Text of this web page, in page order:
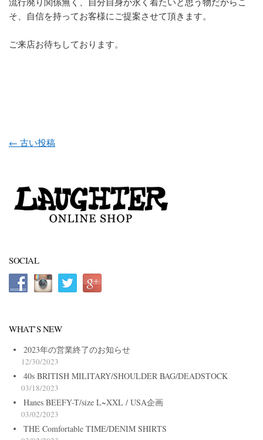
そ、自信を持ってお客様にご提案させて頂きます。
ご来店お待ちしております。
投稿ナビゲーション
← 古い投稿
SOCIAL
WHAT’S NEW
2023年の営業終了のお知らせ
12/30/2023
40s BRITISH MILITARY/SHOULDER BAG/DEADSTOCK
03/18/2023
Hanes BEEFY-T/size L~XXL / USA企画
03/02/2023
THE Comfortable TIME/DENIM SHIRTS